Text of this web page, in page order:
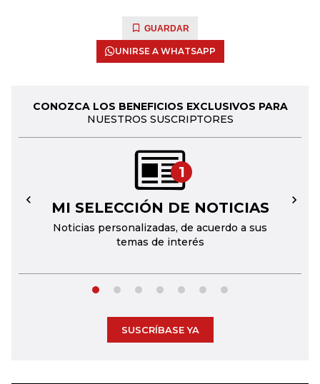
GUARDAR
UNIRSE A WHATSAPP
CONOZCA LOS BENEFICIOS EXCLUSIVOS PARA
NUESTROS SUSCRIPTORES
1
MI SELECCIÓN DE NOTICIAS
Noticias personalizadas, de acuerdo a sus
temas de interés
← →
SUSCRÍBASE YA